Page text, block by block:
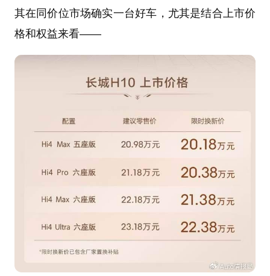
其在同价位市场确实一台好车，尤其是结合上市价
格和权益来看——